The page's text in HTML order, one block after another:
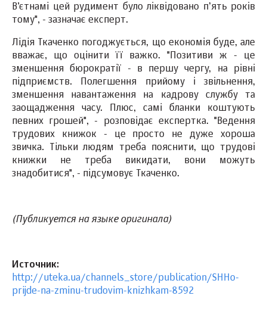
В’єтнамі цей рудимент було ліквідовано п’ять років
тому", - зазначає експерт.
Лідія Ткаченко погоджується, що економія буде, але
вважає, що оцінити її важко. "Позитиви ж - це
зменшення бюрократії - в першу чергу, на рівні
підприємств. Полегшення прийому і звільнення,
зменшення навантаження на кадрову службу та
заощадження часу. Плюс, самі бланки коштують
певних грошей", - розповідає експертка. "Ведення
трудових книжок - це просто не дуже хороша
звичка. Тільки людям треба пояснити, що трудові
книжки не треба викидати, вони можуть
знадобитися", - підсумовує Ткаченко.
(Публикуется на языке оригинала)
Источник:
http://uteka.ua/channels_store/publication/SHHo-
prijde-na-zminu-trudovim-knizhkam-8592